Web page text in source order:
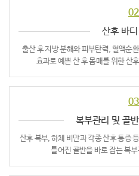
02
산후 바디
출산 후 지방 분해와 피부탄력, 혈액순
효과로 예쁜 산 후 몸매를 위한 산후
03
복부관리 및 골
산후 복부, 하체 비만과 각종 산후 통증
틀어진 골반을 바로 잡는 복부